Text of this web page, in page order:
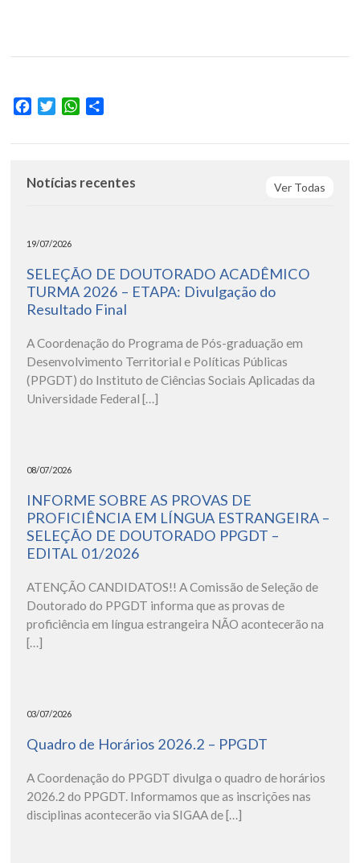
FacebookTwitterWhatsApp
Ver Todas
Notícias recentes
19/07/2026
SELEÇÃO DE DOUTORADO ACADÊMICO
TURMA 2026 – ETAPA: Divulgação do
Resultado Final
A Coordenação do Programa de Pós-graduação em
Desenvolvimento Territorial e Políticas Públicas
(PPGDT) do Instituto de Ciências Sociais Aplicadas da
Universidade Federal […]
08/07/2026
INFORME SOBRE AS PROVAS DE
PROFICIÊNCIA EM LÍNGUA ESTRANGEIRA –
SELEÇÃO DE DOUTORADO PPGDT –
EDITAL 01/2026
ATENÇÃO CANDIDATOS!! A Comissão de Seleção de
Doutorado do PPGDT informa que as provas de
proficiência em língua estrangeira NÃO acontecerão na
[…]
03/07/2026
Quadro de Horários 2026.2 – PPGDT
A Coordenação do PPGDT divulga o quadro de horários
2026.2 do PPGDT. Informamos que as inscrições nas
disciplinas acontecerão via SIGAA de […]